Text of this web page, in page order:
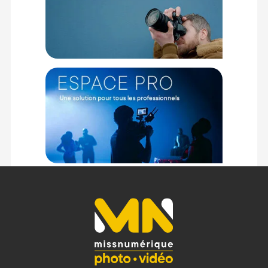
Pour atteindre les performances maximales en lecture et
en écriture, l'ordinateur et le câble utilisés doivent
prendre en charge l'USB 3.2 Gen 2 et le mode UASP.
Avec certains systèmes d'exploitation, il sera nécessaire
de reformater le disque dur.
Les dommages causés par l'eau, la poussière et les
chutes ne sont pas garanties et les capacités de
résistance peuvent varier en fonction des conditions
d'utilisation.
Caractéristiques du disque dur Samsung SSD T7 Shield
1To beige USB-C :
TECHNIQUE
Vitesse d'écriture : Écriture séquentielle jusqu'à 1000 Mo/s
Interface : USB 3.2 Gen 2 (10Gops)
Cryptage : AES 256 bits hardware encryption
Sécurité : Samsung Portable SSD Software 1.0 ; Samsung